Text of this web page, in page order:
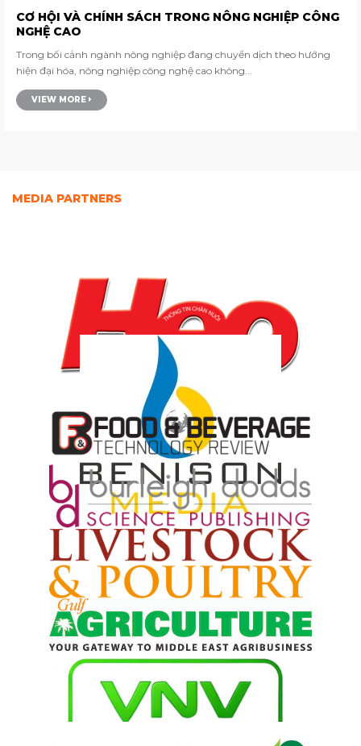
CƠ HỘI VÀ CHÍNH SÁCH TRONG NÔNG NGHIỆP CÔNG
NGHỆ CAO
Trong bối cảnh ngành nông nghiệp đang chuyển dịch theo hướng
hiện đại hóa, nông nghiệp công nghệ cao không...
VIEW MORE
MEDIA PARTNERS